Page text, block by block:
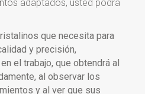
adaptados, usted podrá
que necesita para
y precisión,
el trabajo, que obtendrá al
al observar los
y al ver que sus